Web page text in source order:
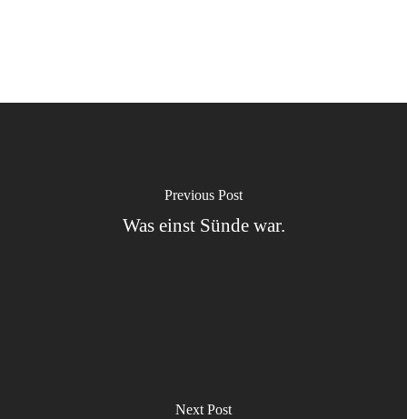
Previous Post
Was einst Sünde war.
Next Post